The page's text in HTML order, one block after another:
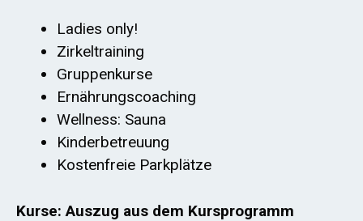
Ladies only!
Zirkeltraining
Gruppenkurse
Ernährungscoaching
Wellness: Sauna
Kinderbetreuung
Kostenfreie Parkplätze
Kurse: Auszug aus dem Kursprogramm